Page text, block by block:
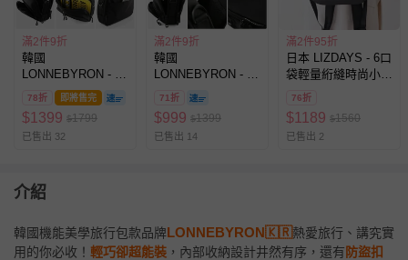
滿2件9折
韓國
LONNEBYRON - 正
韓製專利設計 輕巧
多層收納旅行防盜斜
背包(送防盜扣環)-
大-黑
78折 即將售完
$1399 $1799
已售出 32
滿2件9折
韓國
LONNEBYRON - 正
韓製專利設計 輕巧
多層收納旅行防盜斜
背包(送防盜扣環)-
小-黑
71折
$999 $1399
已售出 14
滿2件95折
日本 LIZDAYS - 6口
袋輕量絎縫時尚小巧
後背包-全黑
76折
$1189 $1560
已售出 2
介紹
韓國機能美學旅行包款品牌LONNEBYRON🇰🇷熱愛旅行、講究實
用的你必收！ 輕巧卻超能裝 ，內部收納設計井然有序，還有防盜扣